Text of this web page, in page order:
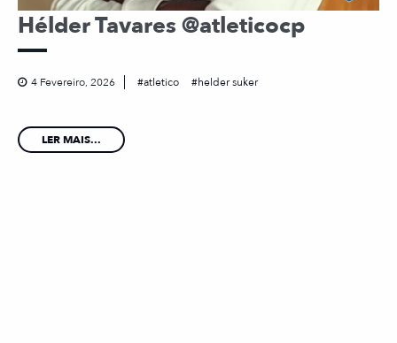
Hélder Tavares @atleticocp
4 Fevereiro, 2026 atletico helder suker
LER MAIS...